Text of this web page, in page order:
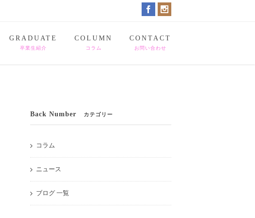
GRADUATE
卒業生紹介
COLUMN
コラム
CONTACT
お問い合わせ
Back Number カテゴリー
コラム
ニュース
ブログ 一覧